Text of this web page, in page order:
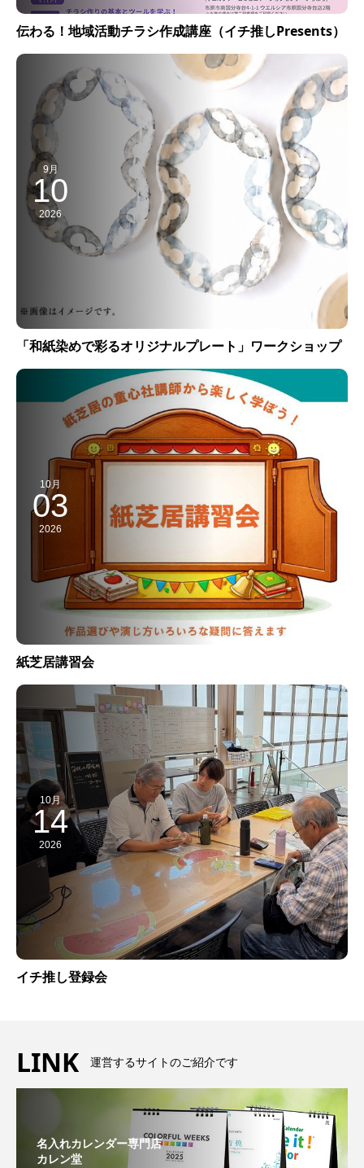
伝わる！地域活動チラシ作成講座（イチ推しPresents）
9月
10
2026
「和紙染めで彩るオリジナルプレート」ワークショップ
10月
03
2026
紙芝居講習会
10月
14
2026
イチ推し登録会
LINK 運営するサイトのご紹介です
名入れカレンダー専門店
カレン堂